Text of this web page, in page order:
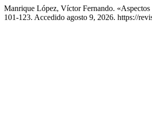
Manrique López, Víctor Fernando.
101-123. Accedido agosto 9, 2026. https://